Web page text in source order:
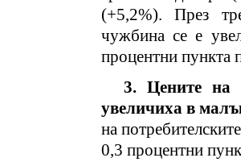
(+5,2%). През
чужбина се е
процентни пункта
3. Цените на
увеличиха в
на
0,3 процентни